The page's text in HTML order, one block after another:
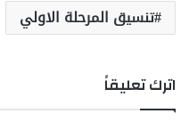
تنسيق المرحلة الاولي
اترك تعليقاً